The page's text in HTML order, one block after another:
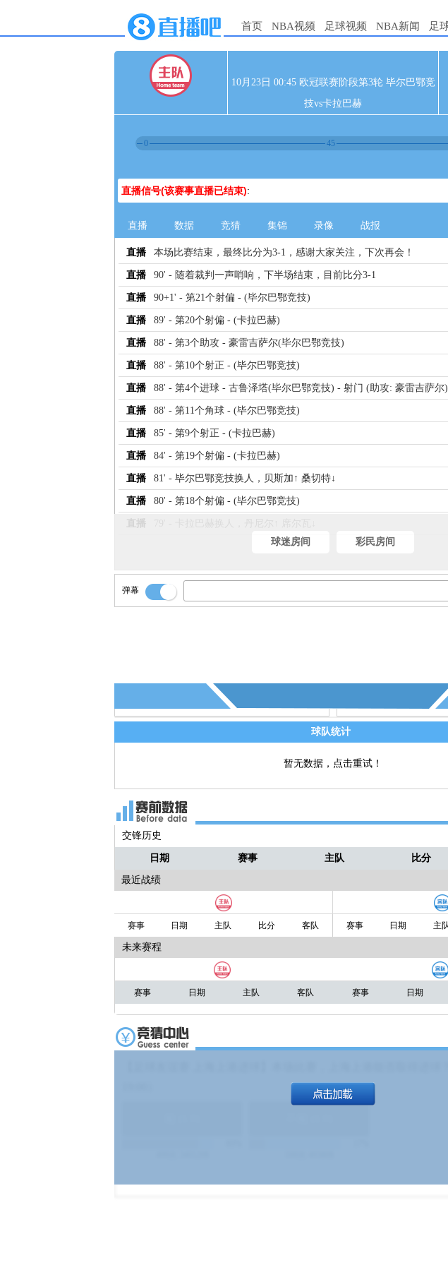
首页 NBA视频 足球视频 NBA新闻 足
10月23日 00:45 欧冠联赛阶段第3轮 毕尔巴鄂竞
技vs卡拉巴赫
0 45
直播信号(该赛事直播已结束):
直播 数据 竞猜 集锦 录像 战报
直播 本场比赛结束，最终比分为3-1，感谢大家关注，下次再会！
直播 90' - 随着裁判一声哨响，下半场结束，目前比分3-1
直播 90+1' - 第21个射偏 - (毕尔巴鄂竞技)
直播 89' - 第20个射偏 - (卡拉巴赫)
直播 88' - 第3个助攻 - 豪雷吉萨尔(毕尔巴鄂竞技)
直播 88' - 第10个射正 - (毕尔巴鄂竞技)
直播 88' - 第4个进球 - 古鲁泽塔(毕尔巴鄂竞技) - 射门 (助攻: 豪雷吉萨尔)
直播 88' - 第11个角球 - (毕尔巴鄂竞技)
直播 85' - 第9个射正 - (卡拉巴赫)
直播 84' - 第19个射偏 - (卡拉巴赫)
直播 81' - 毕尔巴鄂竞技换人，贝斯加↑ 桑切特↓
直播 80' - 第18个射偏 - (毕尔巴鄂竞技)
直播
球迷房间 彩民房间
弹幕
球队统计
暂无数据，点击重试！
交锋历史
日期 赛事 主队 比分
最近战绩
赛事 日期 主队 比分 客队 赛事 日期 主
未来赛程
赛事 日期 主队 客队 赛事 日期